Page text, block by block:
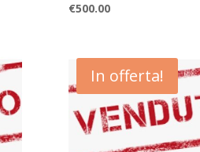
€500.00
In offerta!